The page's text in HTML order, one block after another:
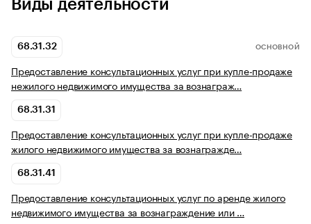
Виды деятельности
68.31.32 ОСНОВНОЙ
Предоставление консультационных услуг при купле-продаже
нежилого недвижимого имущества за вознаграж…
68.31.31
Предоставление консультационных услуг при купле-продаже
жилого недвижимого имущества за вознагражде…
68.31.41
Предоставление консультационных услуг по аренде жилого
недвижимого имущества за вознаграждение или …